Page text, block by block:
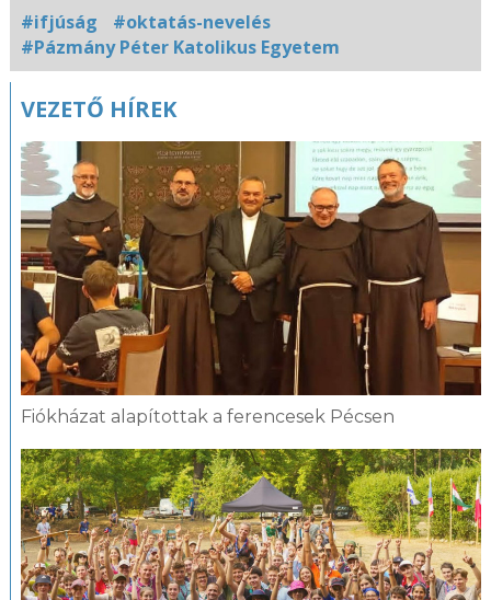
#ifjúság
#oktatás-nevelés
#Pázmány Péter Katolikus Egyetem
Kapcsolódó
VEZETŐ HÍREK
Fiókházat alapítottak a ferencesek Pécsen